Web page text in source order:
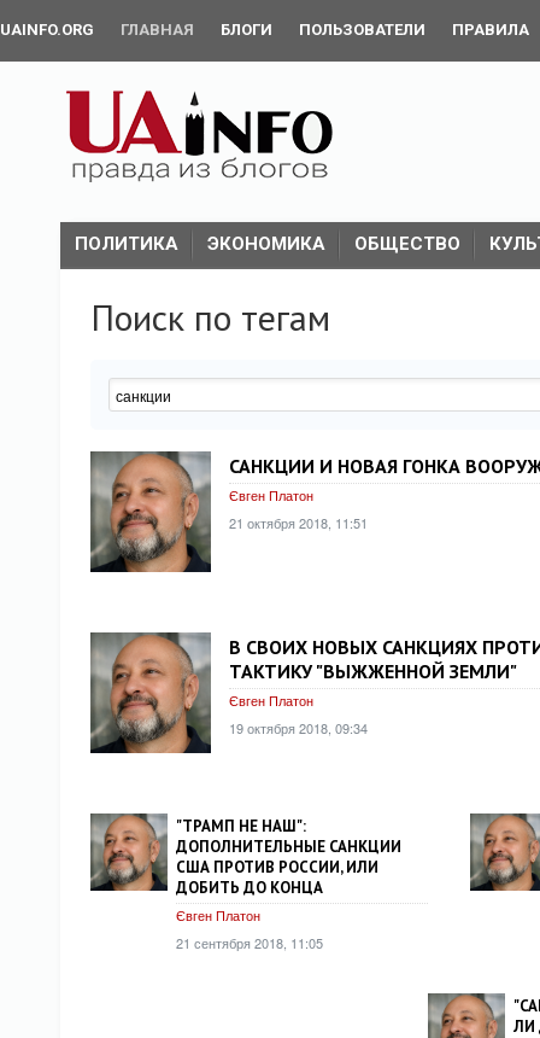
UAINFO.ORG ГЛАВНАЯ БЛОГИ ПОЛЬЗОВАТЕЛИ ПРАВИЛА
ПОЛИТИКА ЭКОНОМИКА ОБЩЕСТВО
Поиск по тегам
САНКЦИИ И НОВАЯ ГОНКА
Євген Платон
21 октября 2018, 11:51
В СВОИХ НОВЫХ САНКЦИЯХ
ТАКТИКУ "ВЫЖЖЕННОЙ ЗЕМЛИ"
Євген Платон
19 октября 2018, 09:34
"ТРАМП НЕ НАШ":
ДОПОЛНИТЕЛЬНЫЕ САНКЦИИ
США ПРОТИВ РОССИИ, ИЛИ
ДОБИТЬ ДО КОНЦА
Євген Платон
21 сентября 2018, 11:05
ЛИ